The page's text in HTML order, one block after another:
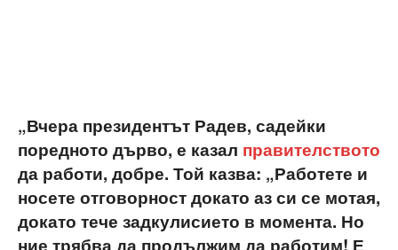
„Вчера президентът Радев, садейки
поредното дърво, е казал правителството
да работи, добре. Той казва: „Работете и
носете отговорност докато аз си се мотая,
докато тече задкулисието в момента. Но